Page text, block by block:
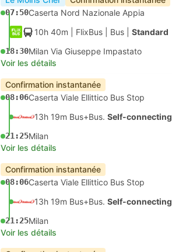
07:50Caserta Nord Nazionale Appia
10h 40m | FlixBus Bus Standard
18:30Milan Via Giuseppe Impastato
Voir les détails
Confirmation instantanée
08:06Caserta Viale Ellittico Bus Stop
13h 19m Bus+Bus. Self-connecting
21:25Milan
Voir les détails
Confirmation instantanée
08:06Caserta Viale Ellittico Bus Stop
13h 19m Bus+Bus. Self-connecting
21:25Milan
Voir les détails